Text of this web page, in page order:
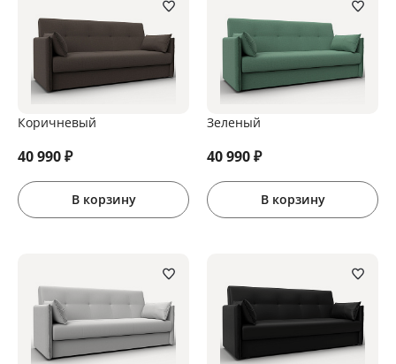
Коричневый
40 990₽
В корзину
Зеленый
40 990₽
В корзину